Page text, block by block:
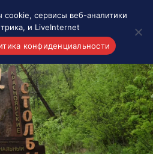
и области
cookie, сервисы веб-аналитики
и LiveInternet
конфиденциальности